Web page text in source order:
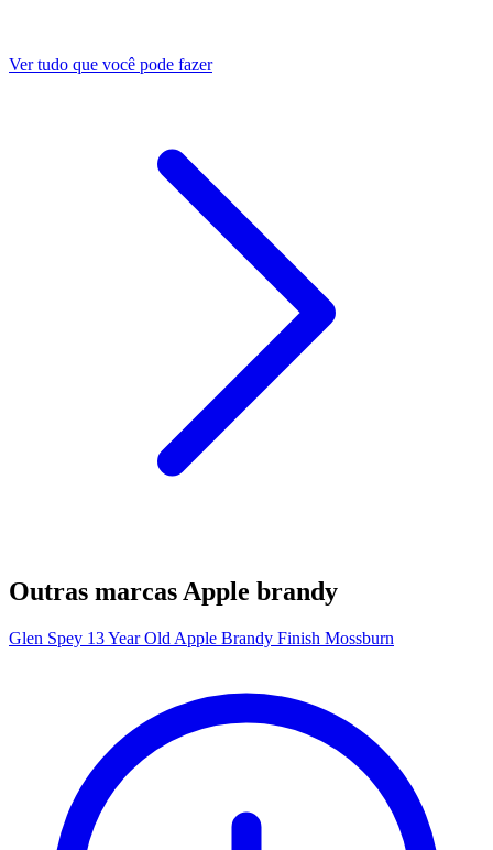
Ver tudo que você pode fazer
Outras marcas Apple brandy
Glen Spey 13 Year Old Apple Brandy Finish Mossburn